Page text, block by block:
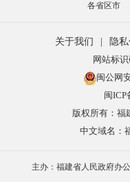
各省区市
关于我们 隐
网站标
闽公网
闽ICP
版权所有：福
中文域名：
主办：福建省人民政府办